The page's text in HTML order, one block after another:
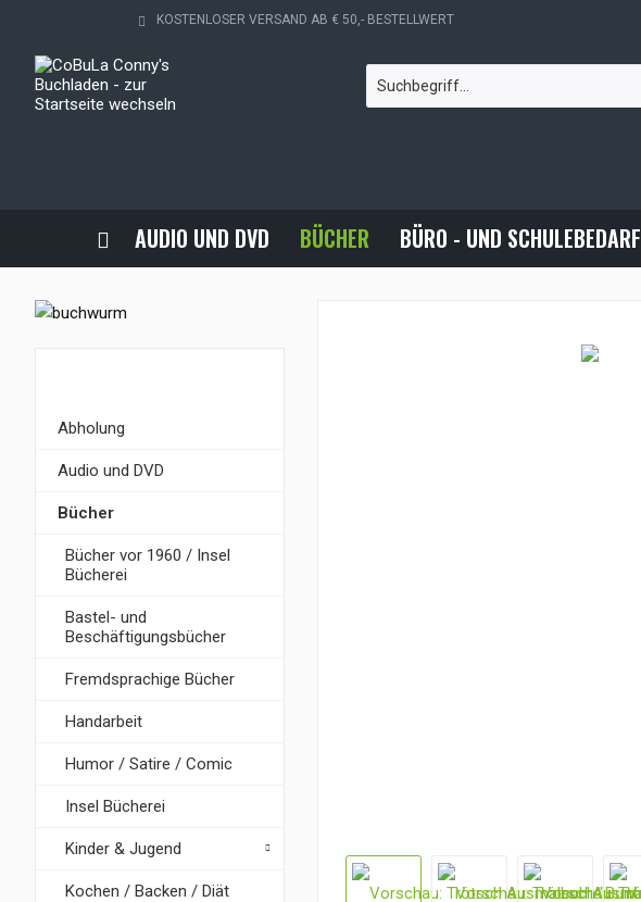
KOSTENLOSER VERSAND AB € 50,- BESTELLWERT
AUDIO UND DVD BÜCHER BÜRO - UND SCHULEBEDARF
Abholung
Audio und DVD
Bücher
Bücher vor 1960 / Insel
Bücherei
Bastel- und
Beschäftigungsbücher
Fremdsprachige Bücher
Handarbeit
Humor / Satire / Comic
Insel Bücherei
Kinder & Jugend
Kochen / Backen / Diät